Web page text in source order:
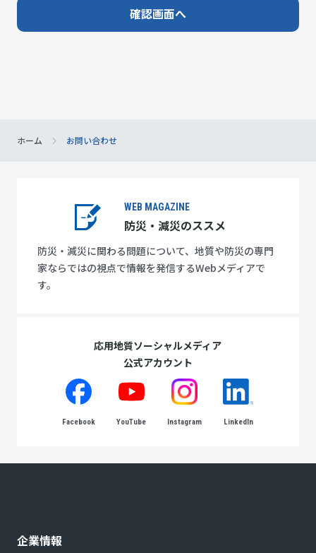
ホーム お問い合わせ
WEB MAGAZINE
防災・減災のススメ
防災・減災に関わる問題について、地質や防災の専門
家ならではの視点で情報を発信するWebメディアで
す。
応用地質ソーシャルメディア
公式アカウント
Facebook YouTube Instagram LinkedIn
企業情報